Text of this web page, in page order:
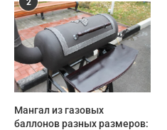
2
Мангал из газовых
баллонов разных размеров: